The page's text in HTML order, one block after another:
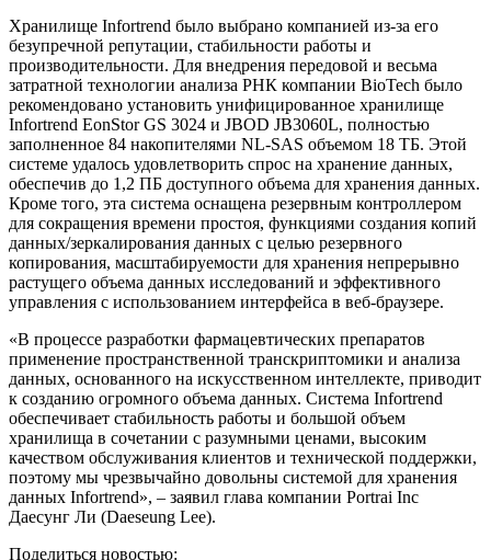
Хранилище Infortrend было выбрано компанией из-за его
безупречной репутации, стабильности работы и
производительности. Для внедрения передовой и весьма
затратной технологии анализа РНК компании BioTech было
рекомендовано установить унифицированное хранилище
Infortrend EonStor GS 3024 и JBOD JB3060L, полностью
заполненное 84 накопителями NL-SAS объемом 18 ТБ. Этой
системе удалось удовлетворить спрос на хранение данных,
обеспечив до 1,2 ПБ доступного объема для хранения данных.
Кроме того, эта система оснащена резервным контроллером
для сокращения времени простоя, функциями создания копий
данных/зеркалирования данных с целью резервного
копирования, масштабируемости для хранения непрерывно
растущего объема данных исследований и эффективного
управления с использованием интерфейса в веб-браузере.
«В процессе разработки фармацевтических препаратов
применение пространственной транскриптомики и анализа
данных, основанного на искусственном интеллекте, приводит
к созданию огромного объема данных. Система Infortrend
обеспечивает стабильность работы и большой объем
хранилища в сочетании с разумными ценами, высоким
качеством обслуживания клиентов и технической поддержки,
поэтому мы чрезвычайно довольны системой для хранения
данных Infortrend», – заявил глава компании Portrai Inc
Даесунг Ли (Daeseung Lee).
Поделиться новостью: